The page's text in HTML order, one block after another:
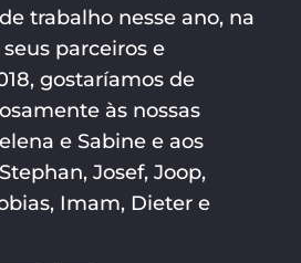
trabalho nesse ano, na
parceiros e
gostaríamos de
às nossas
e Sabine e aos
Josef, Joop,
Imam, Dieter e